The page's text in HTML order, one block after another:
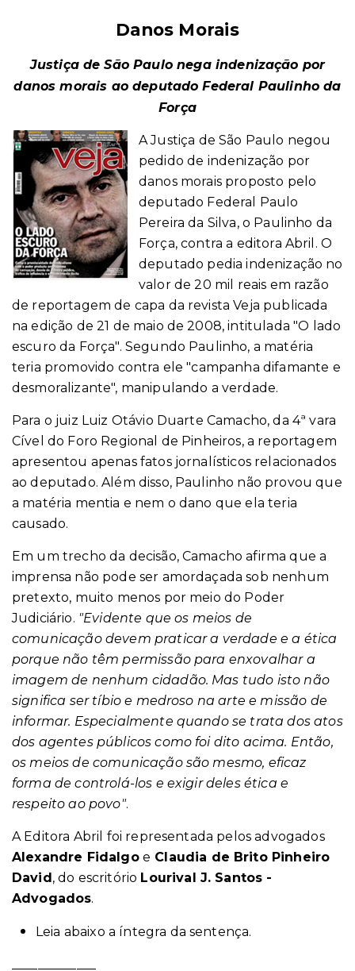
Danos Morais
Justiça de São Paulo nega indenização por
danos morais ao deputado Federal Paulinho da
Força
A Justiça de São Paulo negou
pedido de indenização por
danos morais proposto pelo
deputado Federal Paulo
Pereira da Silva, o Paulinho da
Força, contra a editora Abril. O
deputado pedia indenização no
valor de 20 mil reais em razão
de reportagem de capa da revista Veja publicada
na edição de 21 de maio de 2008, intitulada "O lado
escuro da Força". Segundo Paulinho, a matéria
teria promovido contra ele "campanha difamante e
desmoralizante", manipulando a verdade.
Para o juiz Luiz Otávio Duarte Camacho, da 4ª vara
Cível do Foro Regional de Pinheiros, a reportagem
apresentou apenas fatos jornalísticos relacionados
ao deputado. Além disso, Paulinho não provou que
a matéria mentia e nem o dano que ela teria
causado.
Em um trecho da decisão, Camacho afirma que a
imprensa não pode ser amordaçada sob nenhum
pretexto, muito menos por meio do Poder
Judiciário. "Evidente que os meios de
comunicação devem praticar a verdade e a ética
porque não têm permissão para enxovalhar a
imagem de nenhum cidadão. Mas tudo isto não
significa ser tíbio e medroso na arte e missão de
informar. Especialmente quando se trata dos atos
dos agentes públicos como foi dito acima. Então,
os meios de comunicação são mesmo, eficaz
forma de controlá-los e exigir deles ética e
respeito ao povo".
A Editora Abril foi representada pelos advogados
Alexandre Fidalgoe Claudia de Brito Pinheiro
David, do escritório Lourival J. Santos -
Advogados.
Leia abaixo a íntegra da sentença.